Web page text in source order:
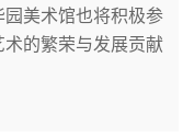
美术馆也将积极参
的繁荣与发展贡献